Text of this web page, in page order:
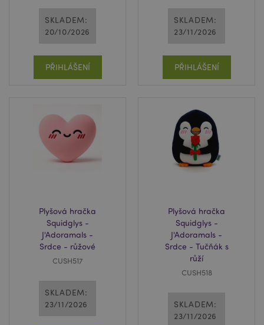
SKLADEM:
20/10/2026
PŘIHLÁŠENÍ
SKLADEM:
23/11/2026
PŘIHLÁŠENÍ
Plyšová hračka
Squidglys -
J'Adoramals -
Srdce - růžové
CUSH517
SKLADEM:
23/11/2026
Plyšová hračka
Squidglys -
J'Adoramals -
Srdce - Tučňák s
růží
CUSH518
SKLADEM:
23/11/2026